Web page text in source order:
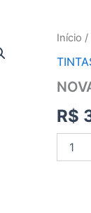
Início /
R$
MAIS
-
BIANCO